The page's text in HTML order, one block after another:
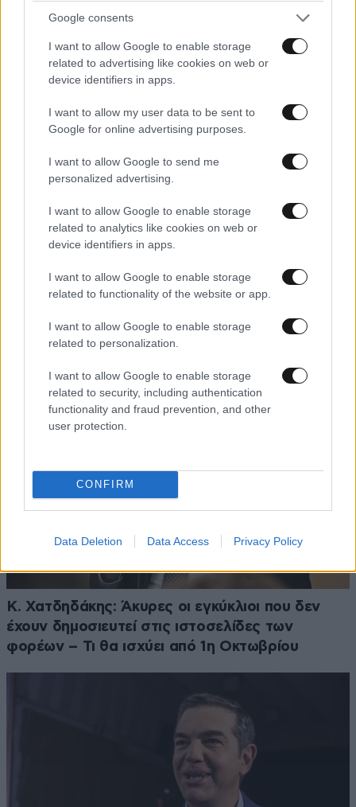
Google consents
I want to allow Google to enable storage
related to advertising like cookies on web or
device identifiers in apps.
I want to allow my user data to be sent to
Google for online advertising purposes.
I want to allow Google to send me
personalized advertising.
I want to allow Google to enable storage
related to analytics like cookies on web or
device identifiers in apps.
I want to allow Google to enable storage
related to functionality of the website or app.
I want to allow Google to enable storage
related to personalization.
I want to allow Google to enable storage
related to security, including authentication
functionality and fraud prevention, and other
user protection.
CONFIRM
Data Deletion Data Access Privacy Policy
δήμαρχος ο Μπακογιάννης
Στο Α’ Νεκροταφείο το μνημόσυνο για τη Λένα
οικογένειας
Κ. Χατδηδάκης: Άκυρες οι εγκύκλιοι που δεν
έχουν δημοσιευτεί στις ιστοσελίδες των
φορέων – Τι θα ισχύει από 1η Οκτωβρίου